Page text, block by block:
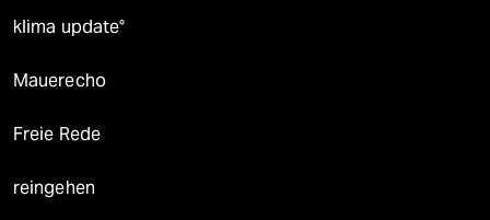
klima update°
Mauerecho
Freie Rede
reingehen